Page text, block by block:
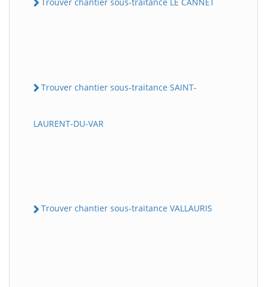
Trouver chantier sous-traitance SAINT-
LAURENT-DU-VAR
Trouver chantier sous-traitance VALLAURIS